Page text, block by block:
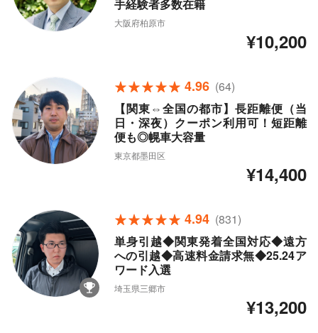
手経験者多数在籍
大阪府柏原市
¥10,200
4.96 (64)
【関東⇔全国の都市】長距離便（当
日・深夜）クーポン利用可！短距離
便も◎幌車大容量
東京都墨田区
¥14,400
4.94 (831)
単身引越◆関東発着全国対応◆遠方
への引越◆高速料金請求無◆25.24ア
ワード入選
埼玉県三郷市
¥13,200